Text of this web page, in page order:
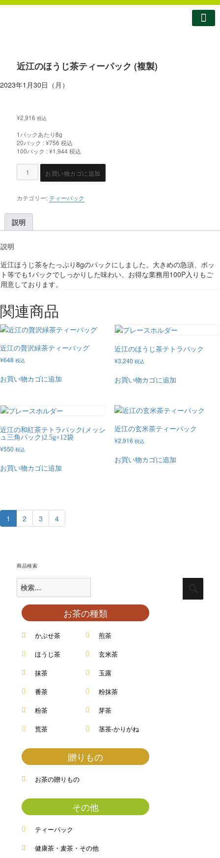
近江のほうじ茶ティーパック (複製)
2023年1月30日（月）
¥2,916 税込
1パックあたり8g
20パック : ¥756 税込
100パック : ¥1,944 税込
お買い物カゴに追加
カテゴリー: ティーパック
説明
説明
近江ほうじ茶をたっぷり8gのパックにしました。大きめの急須、ポッ
ト等でも1パックでしっかりした味わい。お得な業務用100P入りもご
用意しております。
関連商品
近江の贅沢緑茶ティーバッグ
¥648 税込
お買い物カゴに追加
近江のほうじ茶テトラパック
¥3,240 税込
お買い物カゴに追加
近江の和紅茶テトラパック(メッシ
ュ三角パック)2.5g×12袋
¥550 税込
お買い物カゴに追加
近江の玄米茶ティーパック
¥2,916 税込
お買い物カゴに追加
1 2 3 4
商品検索
お茶の種類
かぶせ茶
ほうじ茶
抹茶
番茶
粉茶
荒茶
煎茶
玄米茶
玉露
粉抹茶
芽茶
茎茶-かりがね
贈りもの
お茶の贈りもの
その他
ティーパック
健康茶・麦茶・その他